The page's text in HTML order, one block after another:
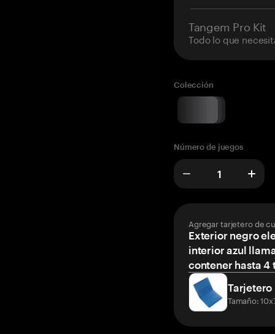
Tangem Pro Kit
Todo lo que
Colección
Número de juegos
Agregar tarjetero de
Exterior negro
interior azul
contener hasta 4
Tarjetero
Tamaño: